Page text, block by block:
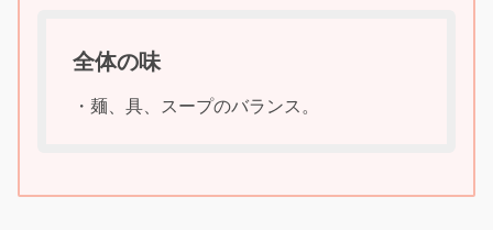
全体の味
・麺、具、スープのバランス。